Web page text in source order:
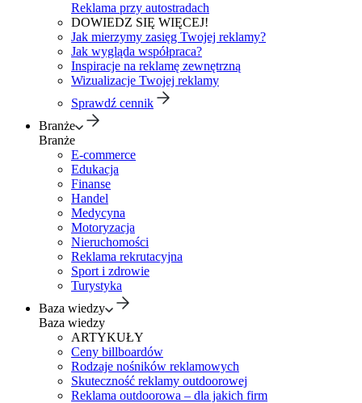
Reklama przy autostradach
DOWIEDZ SIĘ WIĘCEJ!
Jak mierzymy zasięg Twojej reklamy?
Jak wygląda współpraca?
Inspiracje na reklamę zewnętrzną
Wizualizacje Twojej reklamy
Sprawdź cennik
Branże
Branże
E-commerce
Edukacja
Finanse
Handel
Medycyna
Motoryzacja
Nieruchomości
Reklama rekrutacyjna
Sport i zdrowie
Turystyka
Baza wiedzy
Baza wiedzy
ARTYKUŁY
Ceny billboardów
Rodzaje nośników reklamowych
Skuteczność reklamy outdoorowej
Reklama outdoorowa – dla jakich firm